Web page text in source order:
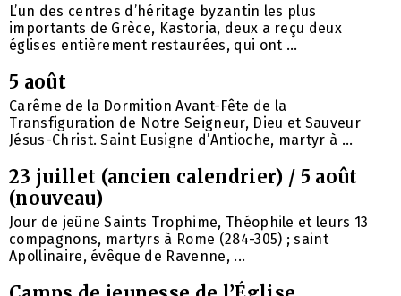
L’un des centres d’héritage byzantin les plus
importants de Grèce, Kastoria, deux a reçu deux
églises entièrement restaurées, qui ont ...
5 août
Carême de la Dormition Avant-Fête de la
Transfiguration de Notre Seigneur, Dieu et Sauveur
Jésus-Christ. Saint Eusigne d’Antioche, martyr à ...
23 juillet (ancien calendrier) / 5 août
(nouveau)
Jour de jeûne Saints Trophime, Théophile et leurs 13
compagnons, martyrs à Rome (284-305) ; saint
Apollinaire, évêque de Ravenne, ...